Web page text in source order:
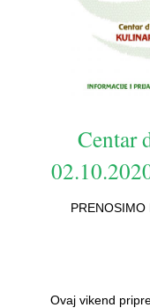
Centar
PRENOSIMO
Ovaj vikend